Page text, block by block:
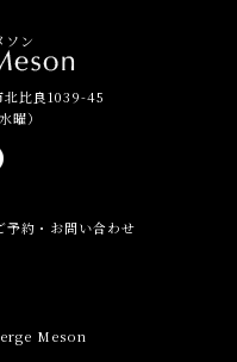
ソン
比良1039-45
曜）
予約・お問い合わせ
Meson